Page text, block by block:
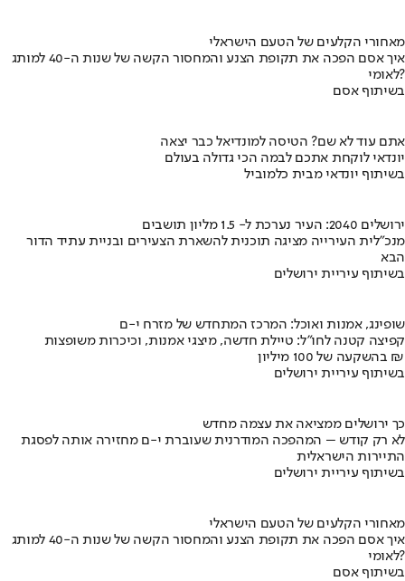
מאחורי הקלעים של הטעם הישראלי
איך אסם הפכה את תקופת הצנע והמחסור הקשה של שנות ה-40 למותג
לאומי?
בשיתוף אסם
אתם עוד לא שם? הטיסה למונדיאל כבר יצאה
יונדאי לוקחת אתכם לבמה הכי גדולה בעולם
בשיתוף יונדאי מבית כלמוביל
ירושלים 2040: העיר נערכת ל- 1.5 מליון תושבים
מנכ"לית העירייה מציגה תוכנית להשארת הצעירים ובניית עתיד הדור
הבא
בשיתוף עיריית ירושלים
שופינג, אמנות ואוכל: המרכז המתחדש של מזרח י-ם
קפיצה קטנה לחו"ל: טיילת חדשה, מיצגי אמנות, וכיכרות משופצות
בהשקעה של 100 מיליון ₪
בשיתוף עיריית ירושלים
כך ירושלים ממציאה את עצמה מחדש
לא רק קודש – המהפכה המודרנית שעוברת י-ם מחזירה אותה לפסגת
התיירות הישראלית
בשיתוף עיריית ירושלים
מאחורי הקלעים של הטעם הישראלי
איך אסם הפכה את תקופת הצנע והמחסור הקשה של שנות ה-40 למותג
לאומי?
בשיתוף אסם